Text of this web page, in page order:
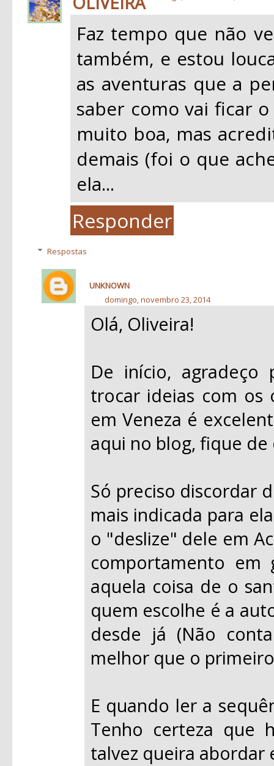
Faz tempo que não
também, e estou
as aventuras que a
saber como vai ficar
muito boa, mas
demais (foi o que
ela...
Responder
Respostas
UNKNOWN
domingo, novembro 23, 2014
Olá, Oliveira!
De início,
trocar ideias com os
em Veneza é
aqui no blog, fique de
Só preciso discordar
mais indicada para
o "deslize" dele em
comportamento em
aquela coisa de o
quem escolhe é a
desde já (Não
melhor que o
E quando ler a
Tenho certeza que
talvez queira abordar